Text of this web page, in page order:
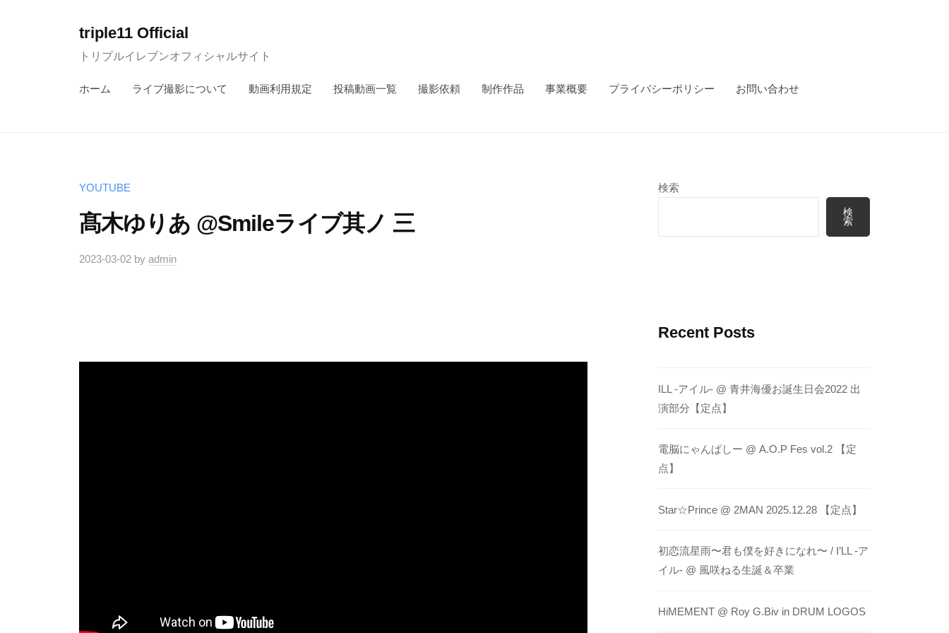
triple11 Official
トリプルイレブンオフィシャルサイト
ホーム ライブ撮影について 動画利用規定 投稿動画一覧 撮影依頼 制作作品 事業概要 プライバシーポリシー お問い合わせ
YOUTUBE
髙木ゆりあ @Smileライブ其ノ 三
2023-03-02 by admin
検索
検
索
Recent Posts
ILL -アイル- @ 青井海優お誕生日会2022 出
演部分【定点】
電脳にゃんぱしー @ A.O.P Fes vol.2 【定
点】
Star☆Prince @ 2MAN 2025.12.28 【定点】
初恋流星雨〜君も僕を好きになれ〜 / I’LL -ア
イル- @ 風咲ねる生誕＆卒業
HiMEMENT @ Roy G.Biv in DRUM LOGOS